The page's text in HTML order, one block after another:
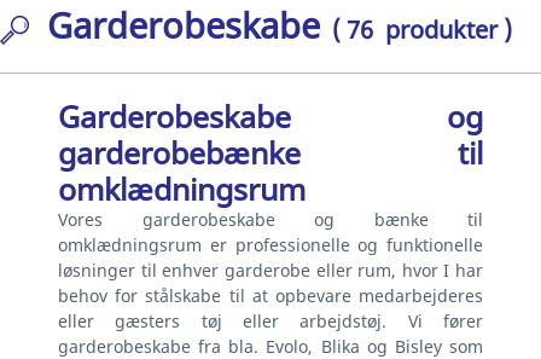
Garderobeskabe ( 76 produkter )
Garderobeskabe og
garderobebænke til
omklædningsrum
Vores garderobeskabe og bænke til
omklædningsrum er professionelle og funktionelle
løsninger til enhver garderobe eller rum, hvor I har
behov for stålskabe til at opbevare medarbejderes
eller gæsters tøj eller arbejdstøj. Vi fører
garderobeskabe fra bla. Evolo, Blika og Bisley som